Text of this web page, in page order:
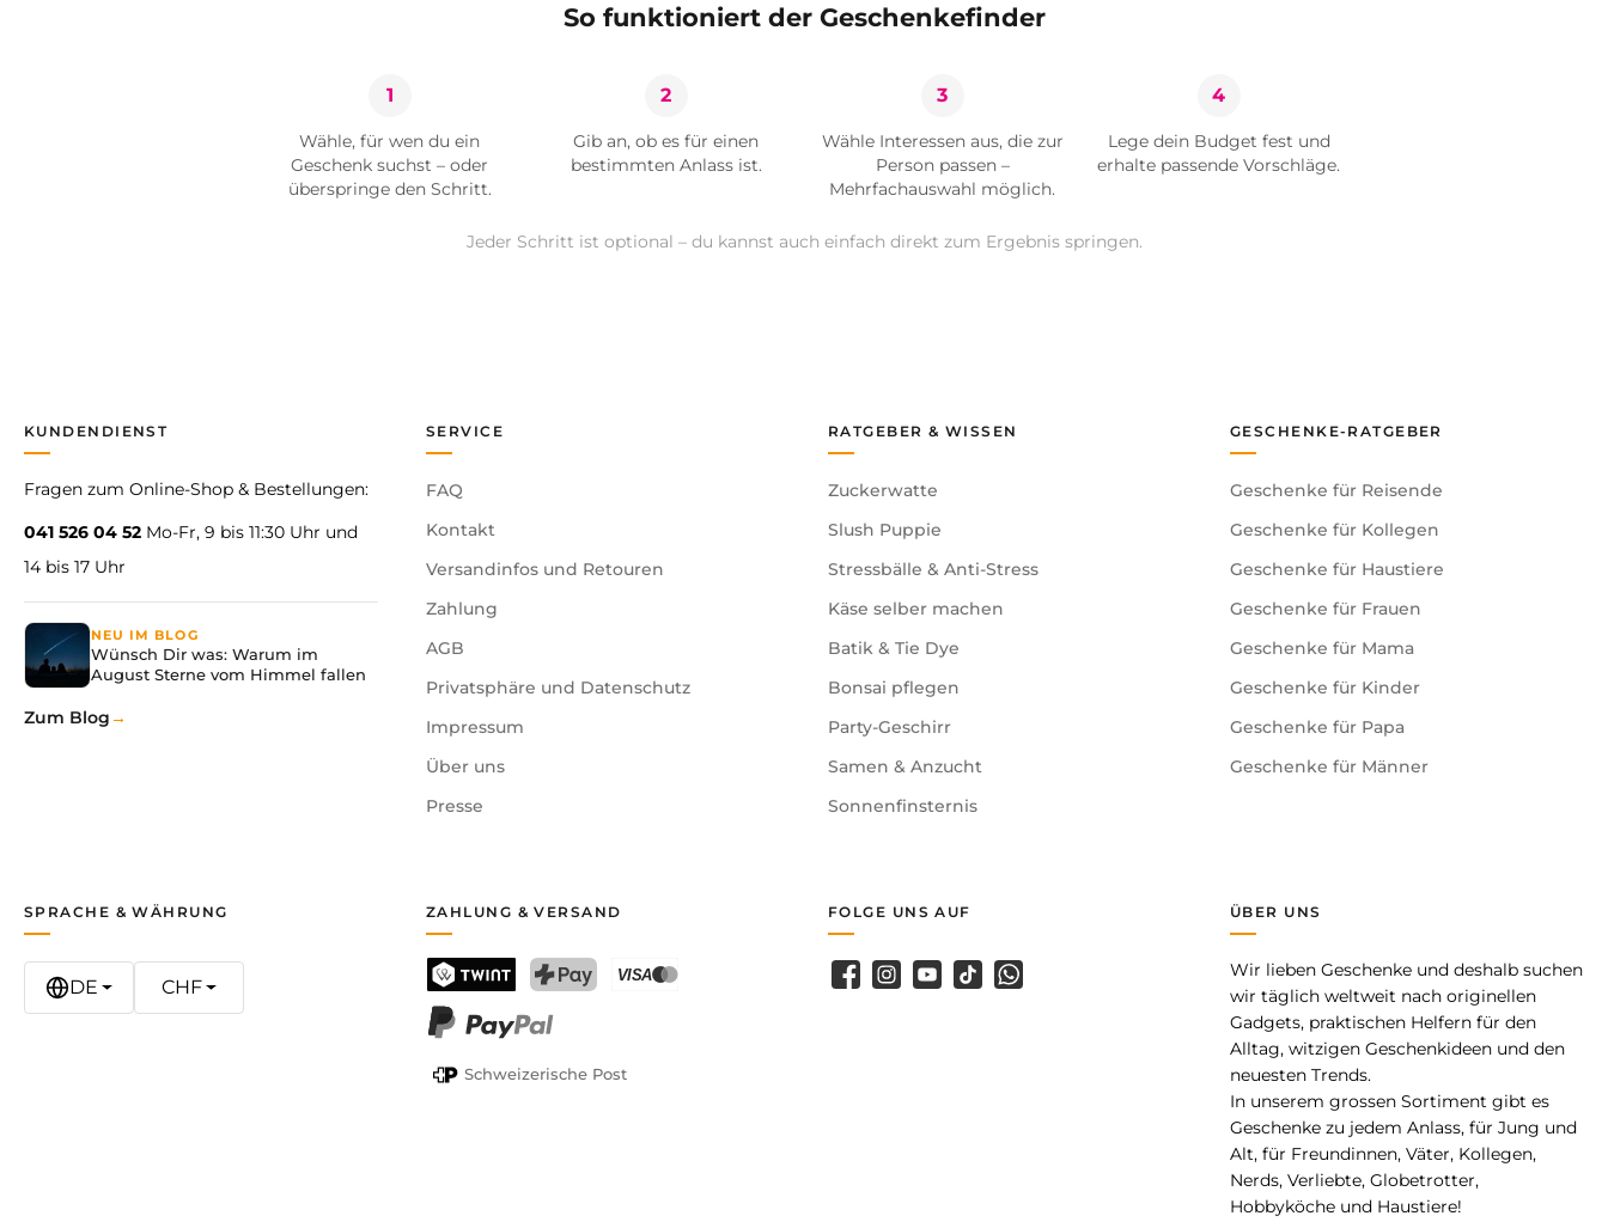
So funktioniert der Geschenkefinder
1
Wähle, für wen du ein
Geschenk suchst – oder
überspringe den Schritt.
2
Gib an, ob es für einen
bestimmten Anlass ist.
3
Wähle Interessen aus, die zur
Person passen –
Mehrfachauswahl möglich.
4
Lege dein Budget fest und
erhalte passende Vorschläge.
Jeder Schritt ist optional – du kannst auch einfach direkt zum Ergebnis springen.
KUNDENDIENST
Fragen zum Online-Shop & Bestellungen:
041 526 04 52 Mo-Fr, 9 bis 11:30 Uhr und
14 bis 17 Uhr
NEU IM BLOG
Wünsch Dir was: Warum im
August Sterne vom Himmel fallen
Zum Blog
SERVICE
FAQ
Kontakt
Versandinfos und Retouren
Zahlung
AGB
Privatsphäre und Datenschutz
Impressum
Über uns
Presse
RATGEBER & WISSEN
Zuckerwatte
Slush Puppie
Stressbälle & Anti-Stress
Käse selber machen
Batik & Tie Dye
Bonsai pflegen
Party-Geschirr
Samen & Anzucht
Sonnenfinsternis
GESCHENKE-RATGEBER
Geschenke für Reisende
Geschenke für Kollegen
Geschenke für Haustiere
Geschenke für Frauen
Geschenke für Mama
Geschenke für Kinder
Geschenke für Papa
Geschenke für Männer
ÜBER UNS
Wir lieben Geschenke und deshalb suchen
wir täglich weltweit nach originellen
Gadgets, praktischen Helfern für den
Alltag, witzigen Geschenkideen und den
neuesten Trends.
In unserem grossen Sortiment gibt es
Geschenke zu jedem Anlass, für Jung und
Alt, für Freundinnen, Väter, Kollegen,
Nerds, Verliebte, Globetrotter,
Hobbyköche und Haustiere!
ZAHLUNG & VERSAND
TWINT
Schweizerische Post
SPRACHE & WÄHRUNG
DE CHF
FOLGE UNS AUF
Facebook
Instagram
YouTubeTikTokWhatsApp